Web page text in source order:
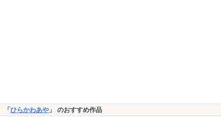
「ひらかわあや 」 のおすすめ作品